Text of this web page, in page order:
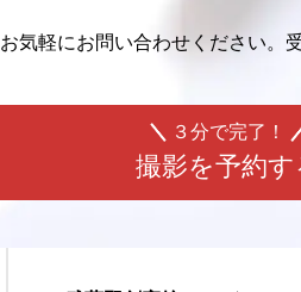
お気軽にお問い合わせください。
３分で完了！
撮影を予約す